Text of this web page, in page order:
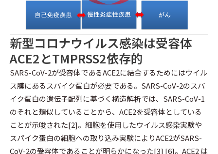
新型コロナウイルス感染は受容体
ACE2とTMPRSS2依存的
SARS-CoV-2が受容体であるACE2に結合するためにはウイル
ス膜にあるスパイク蛋白が必要である。SARS-CoV-2のスパ
イク蛋白の遺伝子配列に基づく構造解析では、SARS-CoV-1
のそれと類似していることから、ACE2を受容体としている
ことが示唆された[2]。細胞を使用したウイルス感染実験や
スパイク蛋白の細胞への取り込み実験によりACE2がSARS-
CoV-2の受容体であることが明らかになった[3] [6]。ACE2 は